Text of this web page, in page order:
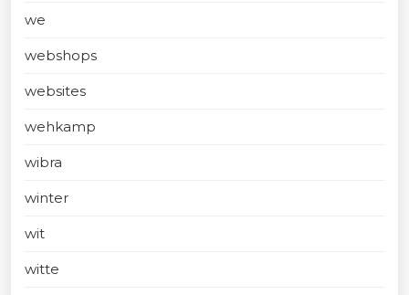
we
webshops
websites
wehkamp
wibra
winter
wit
witte